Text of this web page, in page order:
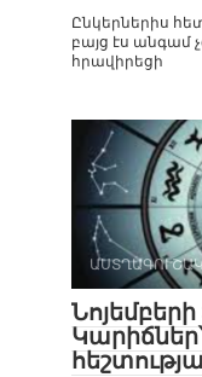
Ընկերներիս
բայց էս անգամ
հրավիրեցի
ԱՍՏՂԱԳՈՒՇԱԿ